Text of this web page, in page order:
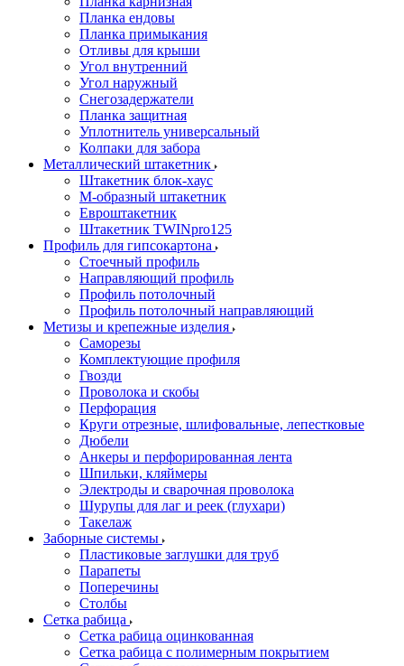
Планка ендовы
Планка примыкания
Отливы для крыши
Угол внутренний
Угол наружный
Снегозадержатели
Планка защитная
Уплотнитель универсальный
Колпаки для забора
Металлический штакетник
Штакетник блок-хаус
М-образный штакетник
Евроштакетник
Штакетник TWINpro125
Профиль для гипсокартона
Стоечный профиль
Направляющий профиль
Профиль потолочный
Профиль потолочный направляющий
Метизы и крепежные изделия
Саморезы
Комплектующие профиля
Гвозди
Проволока и скобы
Перфорация
Круги отрезные, шлифовальные, лепестковые
Дюбели
Анкеры и перфорированная лента
Шпильки, кляймеры
Электроды и сварочная проволока
Шурупы для лаг и реек (глухари)
Такелаж
Заборные системы
Пластиковые заглушки для труб
Парапеты
Поперечины
Столбы
Сетка рабица
Сетка рабица оцинкованная
Сетка рабица с полимерным покрытием